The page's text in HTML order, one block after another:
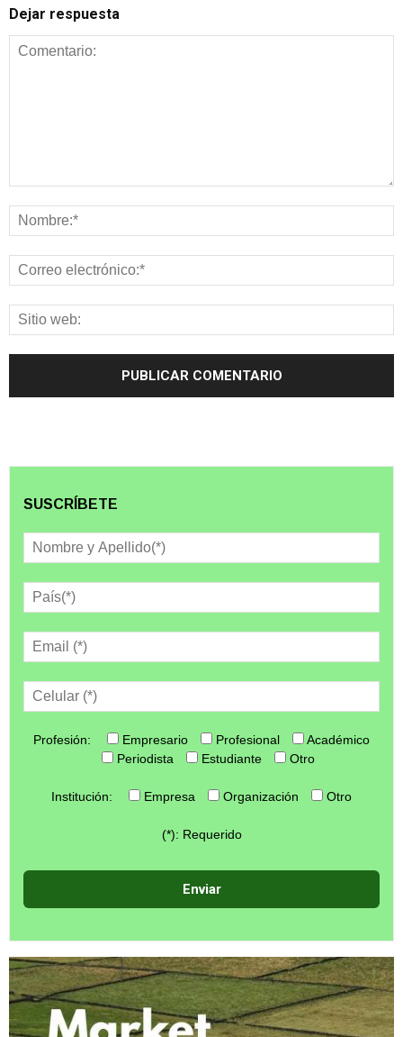
Dejar respuesta
SUSCRÍBETE
Profesión: Empresario Profesional
Académico
Periodista
Estudiante Otro
Institución: Empresa Organización Otro
(*): Requerido